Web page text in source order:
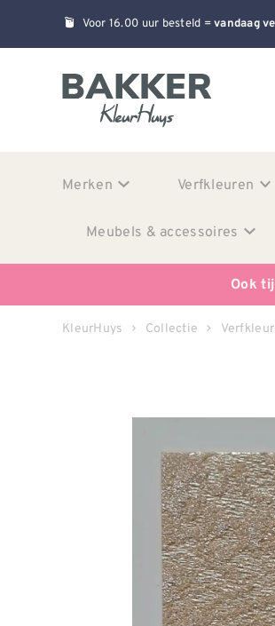
Voor 16.00 uur besteld =vandaag
Merken Verfkleuren
Meubels & accessoires
Ook
KleurHuys Collectie